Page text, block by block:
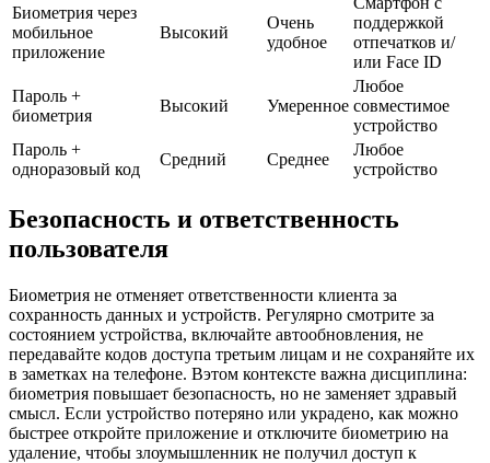
Биометрия через
мобильное
приложение
Высокий
Очень
удобное
поддержкой
отпечатков и/
или Face ID
Пароль +
биометрия
Высокий Умеренное
Любое
совместимое
устройство
Пароль +
одноразовый код
Средний Среднее
Любое
устройство
Безопасность и ответственность
пользователя
Биометрия не отменяет ответственности клиента за
сохранность данных и устройств. Регулярно смотрите за
состоянием устройства, включайте автообновления, не
передавайте кодов доступа третьим лицам и не сохраняйте их
в заметках на телефоне. Вэтом контексте важна дисциплина:
биометрия повышает безопасность, но не заменяет здравый
смысл. Если устройство потеряно или украдено, как можно
быстрее откройте приложение и отключите биометрию на
удаление, чтобы злоумышленник не получил доступ к